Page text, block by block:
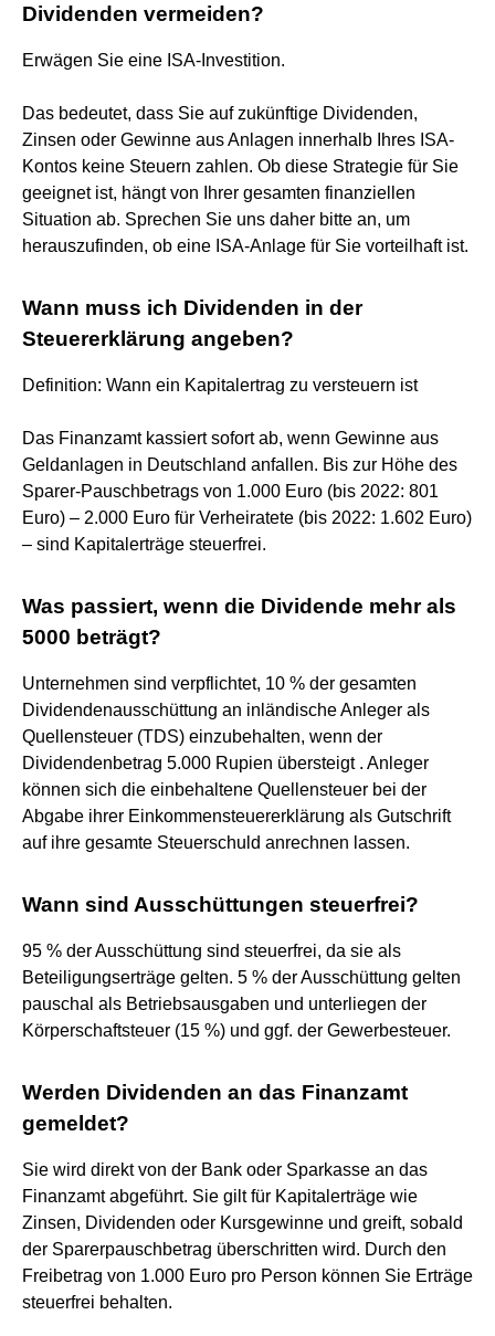
Dividenden vermeiden?
Erwägen Sie eine ISA-Investition.
Das bedeutet, dass Sie auf zukünftige Dividenden,
Zinsen oder Gewinne aus Anlagen innerhalb Ihres ISA-
Kontos keine Steuern zahlen. Ob diese Strategie für Sie
geeignet ist, hängt von Ihrer gesamten finanziellen
Situation ab. Sprechen Sie uns daher bitte an, um
herauszufinden, ob eine ISA-Anlage für Sie vorteilhaft ist.
Wann muss ich Dividenden in der
Steuererklärung angeben?
Definition: Wann ein Kapitalertrag zu versteuern ist
Das Finanzamt kassiert sofort ab, wenn Gewinne aus
Geldanlagen in Deutschland anfallen. Bis zur Höhe des
Sparer-Pauschbetrags von 1.000 Euro (bis 2022: 801
Euro) – 2.000 Euro für Verheiratete (bis 2022: 1.602 Euro)
– sind Kapitalerträge steuerfrei.
Was passiert, wenn die Dividende mehr als
5000 beträgt?
Unternehmen sind verpflichtet, 10 % der gesamten
Dividendenausschüttung an inländische Anleger als
Quellensteuer (TDS) einzubehalten, wenn der
Dividendenbetrag 5.000 Rupien übersteigt . Anleger
können sich die einbehaltene Quellensteuer bei der
Abgabe ihrer Einkommensteuererklärung als Gutschrift
auf ihre gesamte Steuerschuld anrechnen lassen.
Wann sind Ausschüttungen steuerfrei?
95 % der Ausschüttung sind steuerfrei, da sie als
Beteiligungserträge gelten. 5 % der Ausschüttung gelten
pauschal als Betriebsausgaben und unterliegen der
Körperschaftsteuer (15 %) und ggf. der Gewerbesteuer.
Werden Dividenden an das Finanzamt
gemeldet?
Sie wird direkt von der Bank oder Sparkasse an das
Finanzamt abgeführt. Sie gilt für Kapitalerträge wie
Zinsen, Dividenden oder Kursgewinne und greift, sobald
der Sparerpauschbetrag überschritten wird. Durch den
Freibetrag von 1.000 Euro pro Person können Sie Erträge
steuerfrei behalten.